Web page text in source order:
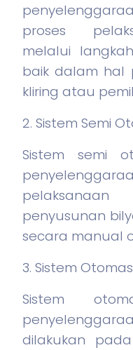
proses
melalui
baik dalam hal
kliring atau
2. Sistem Semi
Sistem semi
penyusunan
secara manual
3. Sistem
Sistem
dilakukan